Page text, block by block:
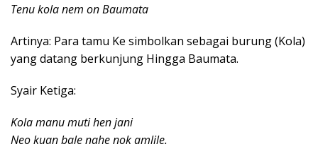
Tenu kola nem on Baumata
Artinya: Para tamu Ke simbolkan sebagai burung (Kola)
yang datang berkunjung Hingga Baumata.
Syair Ketiga:
Kola manu muti hen jani
Neo kuan bale nahe nok amlile.